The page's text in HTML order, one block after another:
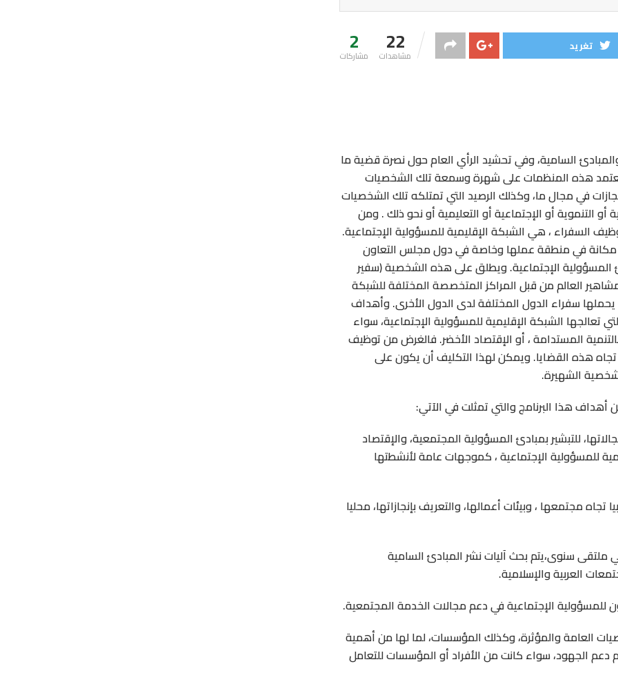
2
مشاركات 22
مشاهدات
تغريد
السامية، وفي تحشيد الرأي العام حول نصرة قضية ما
هذه المنظمات على شهرة وسمعة تلك الشخصيات
في مجال ما، وكذلك الرصيد التي تمتلكه تلك الشخصيات
التنموية أو الإجتماعية أو التعليمية أو نحو ذلك . ومن
السفراء ، هي الشبكة الإقليمية للمسؤولية الإجتماعية.
مكانة في منطقة عملها وخاصة في دول مجلس التعاون
المسؤولية الإجتماعية. ويطلق على هذه الشخصية (سفير
العالم من قبل المراكز المتخصصة المختلفة للشبكة
سفراء الدول المختلفة لدى الدول الأخرى. وأهداف
الشبكة الإقليمية للمسؤولية الإجتماعية، سواء
المستدامة ، أو الإقتصاد الأخضر. فالغرض من توظيف
هذه القضايا. ويمكن لهذا التكليف أن يكون على
الشهيرة.
أهداف هذا البرنامج والتي تمثلت في الآتي:
للتبشير بمبادئ المسؤولية المجتمعية، والإقتصاد
للمسؤولية الإجتماعية ، كموجهات عامة لأنشطتها
تجاه مجتمعها ، وبيئات أعمالها، والتعريف بإنجازاتها، محليا
سنوى،يتم بحث آليات نشر المبادئ السامية
العربية والإسلامية.
العامة والمؤثرة، وكذلك المؤسسات، لما لها من أهمية
دعم الجهود، سواء كانت من الأفراد أو المؤسسات للتعامل